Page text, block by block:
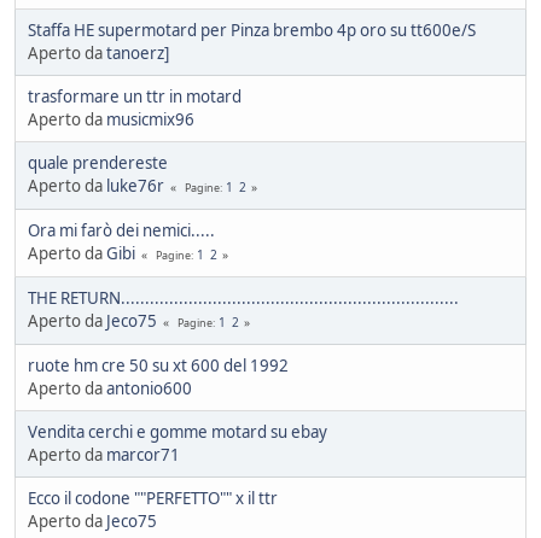
Staffa HE supermotard per Pinza brembo 4p oro su tt600e/S
Aperto datanoerz]
trasformare un ttr in motard
Aperto da musicmix96
quale prendereste
Aperto da luke76r Pagine 1 2
Ora mi farò dei nemici.....
Aperto daGibi Pagine 1 2
THE RETURN......................................................................
Aperto da Jeco75 Pagine 1 2
ruote hm cre 50 su xt 600 del 1992
Aperto daantonio600
Vendita cerchi e gomme motard su ebay
Aperto da marcor71
Ecco il codone ""PERFETTO"" x il ttr
Aperto da Jeco75